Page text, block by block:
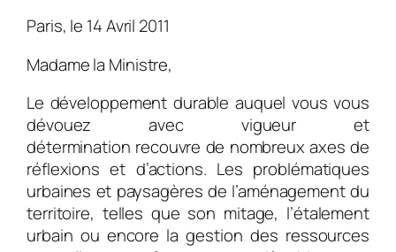
Paris, le 14 Avril 2011
Madame la Ministre,
Le développement durable auquel vous vous
dévouez avec vigueur et
détermination recouvre de nombreux axes de
réflexions et d’actions. Les problématiques
urbaines et paysagères de l’aménagement du
territoire, telles que son mitage, l’étalement
urbain ou encore la gestion des ressources